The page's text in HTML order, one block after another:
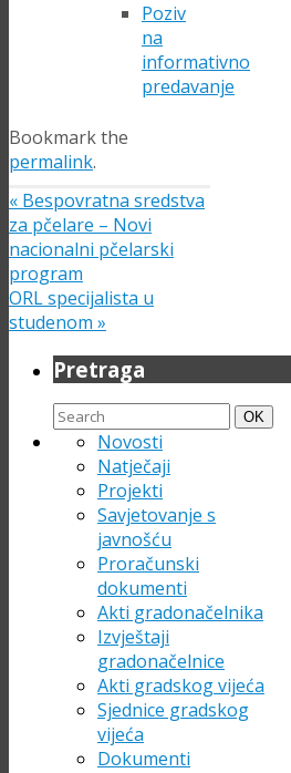
Poziv
na
informativno
predavanje
Bookmark the
permalink.
« Bespovratna sredstva
za pčelare – Novi
nacionalni pčelarski
program
ORL specijalista u
studenom »
Pretraga
Search
for:
Search
OK
Novosti
Natječaji
Projekti
Savjetovanje s
javnošću
Proračunski
dokumenti
Akti gradonačelnika
Izvještaji
gradonačelnice
Akti gradskog vijeća
Sjednice gradskog
vijeća
Dokumenti